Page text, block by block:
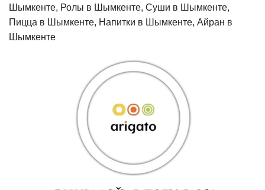
Шымкенте, Ролы в Шымкенте, Суши в Шымкенте,
Пицца в Шымкенте, Напитки в Шымкенте, Айран в
Шымкенте